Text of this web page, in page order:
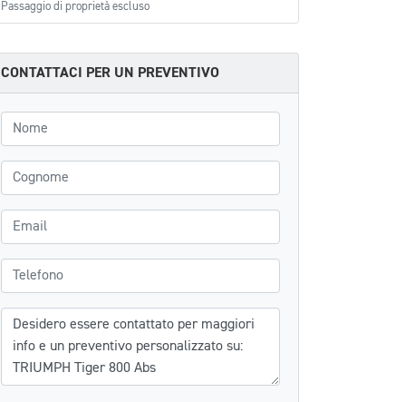
Passaggio di proprietà escluso
CONTATTACI PER UN PREVENTIVO
Nome
Cognome
Email
Telefono
Messaggio